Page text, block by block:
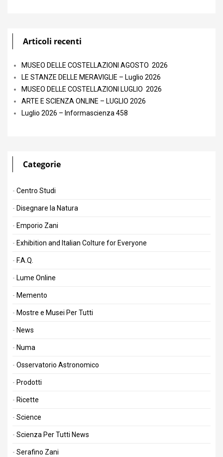
Articoli recenti
MUSEO DELLE COSTELLAZIONI AGOSTO 2026
LE STANZE DELLE MERAVIGLIE – Luglio 2026
MUSEO DELLE COSTELLAZIONI LUGLIO 2026
ARTE E SCIENZA ONLINE – LUGLIO 2026
Luglio 2026 – Informascienza 458
Categorie
Centro Studi
Disegnare la Natura
Emporio Zani
Exhibition and Italian Colture for Everyone
F.A.Q.
Lume Online
Memento
Mostre e Musei Per Tutti
News
Numa
Osservatorio Astronomico
Prodotti
Ricette
Science
Scienza Per Tutti News
Serafino Zani